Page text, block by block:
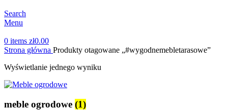
Search
Menu
0 items zł0.00
Strona główna Produkty otagowane „#wygodnemebletarasowe”
Wyświetlanie jednego wyniku
meble ogrodowe (1)